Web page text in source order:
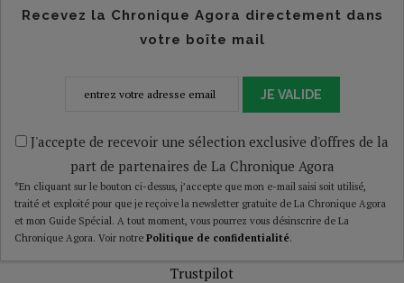
Recevez la Chronique Agora directement dans
votre boîte mail
JE VALIDE
J'accepte de recevoir une sélection exclusive d'offres de la
part de partenaires de La Chronique Agora
*En cliquant sur le bouton ci-dessus, j’accepte que mon e-mail saisi soit utilisé,
traité et exploité pour que je reçoive la newsletter gratuite de La Chronique Agora
et mon Guide Spécial. A tout moment, vous pourrez vous désinscrire de La
Chronique Agora. Voir notre Politique de confidentialité.
Trustpilot